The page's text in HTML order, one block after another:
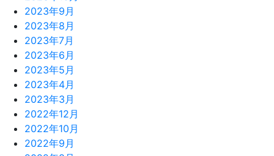
2023年9月
2023年8月
2023年7月
2023年6月
2023年5月
2023年4月
2023年3月
2022年12月
2022年10月
2022年9月